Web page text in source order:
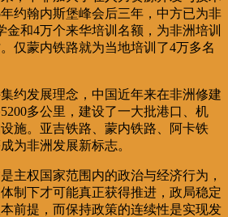
约翰内斯堡峰会后三年，中方已为非
金和4万个来华培训名额，为非洲培训
仅蒙内铁路就为当地培训了4万多名
约发展理念，中国近年来在非洲修建
多公里，建设了一大批港口、机
施。亚吉铁路、蒙内铁路、阿卡铁
为非洲发展新标志。
主权国家范围内的政治与经济行为，
制下才可能真正获得推进，政局稳定
前提，而保持政策的连续性是实现发